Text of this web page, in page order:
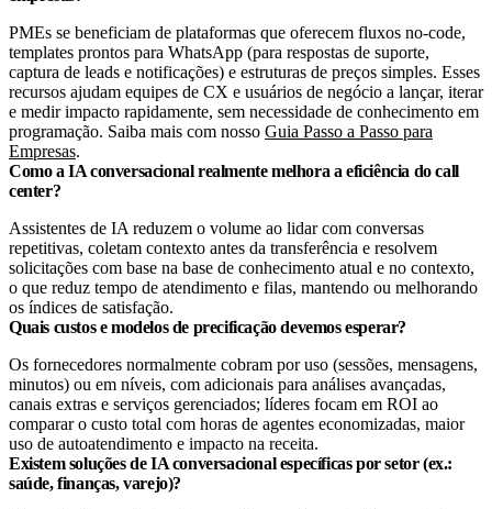
PMEs se beneficiam de plataformas que oferecem fluxos no-code,
templates prontos para WhatsApp (para respostas de suporte,
captura de leads e notificações) e estruturas de preços simples. Esses
recursos ajudam equipes de CX e usuários de negócio a lançar, iterar
e medir impacto rapidamente, sem necessidade de conhecimento em
programação. Saiba mais com nosso Guia Passo a Passo para
Empresas.
Como a IA conversacional realmente melhora a eficiência do call
center?
Assistentes de IA reduzem o volume ao lidar com conversas
repetitivas, coletam contexto antes da transferência e resolvem
solicitações com base na base de conhecimento atual e no contexto,
o que reduz tempo de atendimento e filas, mantendo ou melhorando
os índices de satisfação.
Quais custos e modelos de precificação devemos esperar?
Os fornecedores normalmente cobram por uso (sessões, mensagens,
minutos) ou em níveis, com adicionais para análises avançadas,
canais extras e serviços gerenciados; líderes focam em ROI ao
comparar o custo total com horas de agentes economizadas, maior
uso de autoatendimento e impacto na receita.
Existem soluções de IA conversacional específicas por setor (ex.:
saúde, finanças, varejo)?